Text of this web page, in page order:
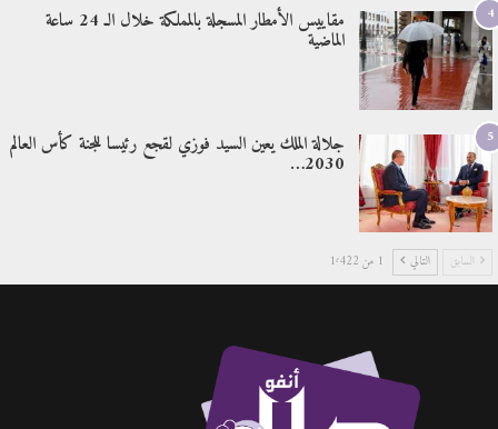
4 مقاييس الأمطار المسجلة بالمملكة خلال الـ 24 ساعة
الماضية
5 جلالة الملك يعين السيد فوزي لقجع رئيسا للجنة كأس العالم
2030…
السابق التالي 1 من 1٬422